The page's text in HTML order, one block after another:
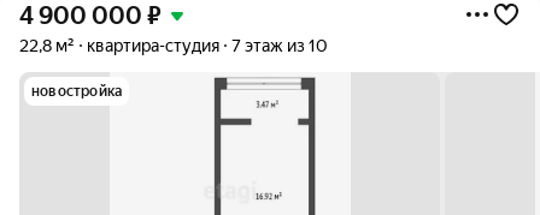
4 900 000 ₽
22,8 м² квартира-студия 7 этаж из 10
новостройка